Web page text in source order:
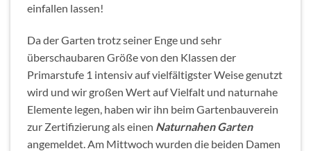
einfallen lassen!
Da der Garten trotz seiner Enge und sehr
überschaubaren Größe von den Klassen der
Primarstufe 1 intensiv auf vielfältigster Weise genutzt
wird und wir großen Wert auf Vielfalt und naturnahe
Elemente legen, haben wir ihn beim Gartenbauverein
zur Zertifizierung als einen Naturnahen Garten
angemeldet. Am Mittwoch wurden die beiden Damen